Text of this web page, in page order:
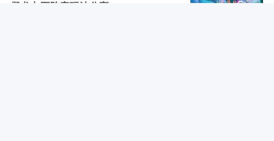
登龙九五阵容玩法分享